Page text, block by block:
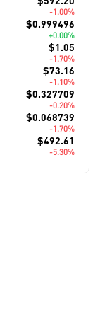
-1.00%
$0.999496
+0.00%
$1.05
-1.70%
$73.16
-1.10%
$0.327709
-0.20%
$0.068739
-1.70%
$492.61
-5.30%